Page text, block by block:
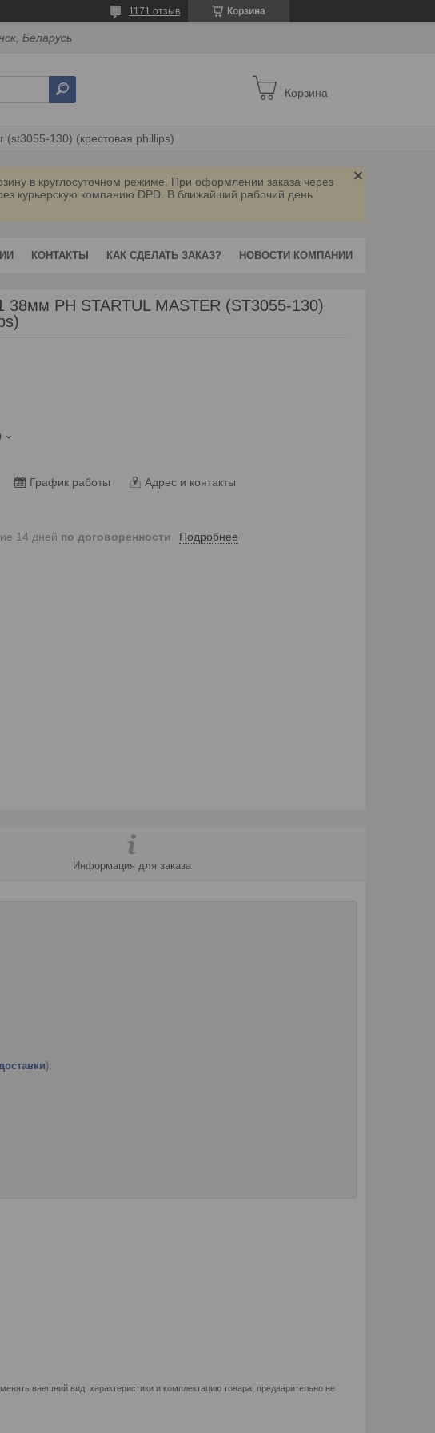
Корзина
1171 отзыв
Беларусь
Корзина
130) (крестовая phillips)
в круглосуточном режиме. При оформлении заказа через
курьерскую компанию DPD. В ближайший рабочий день
КОНТАКТЫ КАК СДЕЛАТЬ ЗАКАЗ? НОВОСТИ КОМПАНИИ
PH STARTUL MASTER (ST3055-130)
График работы Адрес и контакты
14 дней по договоренности Подробнее
Информация для заказа
);
внешний вид, характеристики и комплектацию товара, предварительно не